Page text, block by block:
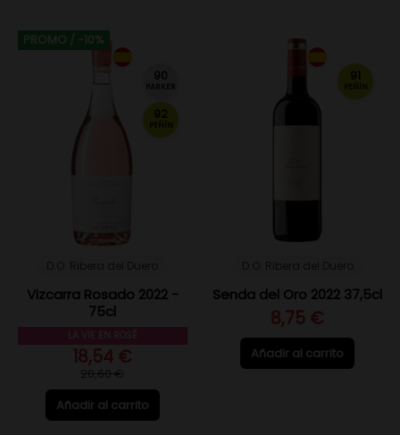
PROMO / -10%
90
PARKER
92
Vizcarra Rosado 2022 -
75cl
18,54 €
20,60 €
Añadir al carrito
91
Senda del Oro 2022 37,5cl
8,75 €
Añadir al carrito